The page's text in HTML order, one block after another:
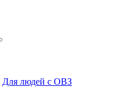
Для людей с ОВЗ